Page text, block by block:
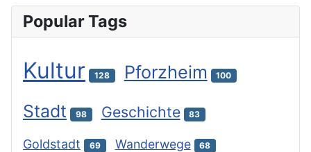
Popular Tags
Kultur 128 Pforzheim 100
Stadt 98 Geschichte 83
Goldstadt 69 Wanderwege 68